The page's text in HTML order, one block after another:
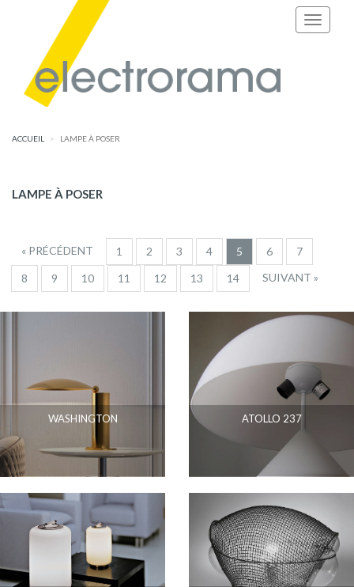
ACCUEIL LAMPE À POSER
LAMPE À POSER
« PRÉCÉDENT 1 2 3 4 5 6
7
8
9 10 11 12 13 14 SUIVANT »
WASHINGTON ATOLLO 237